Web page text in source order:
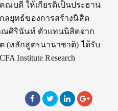
ณบดี ให้เกียรติเป็นประธาน
ลยุทธ์ของการสร้างนิสิต
ศิรินันท์ ตัวแทนนิสิตจาก
(หลักสูตรนานาชาติ) ได้รับ
Institute Research